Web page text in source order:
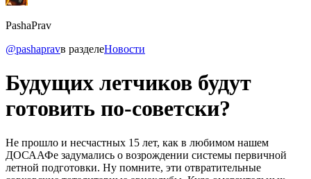
PashaPrav
@pashapravв разделеНовости
Будущих летчиков будут
готовить по-советски?
Не прошло и несчастных 15 лет, как в любимом нашем
ДОСААФе задумались о возрождении системы первичной
летной подготовки. Ну помните, эти отвратительные